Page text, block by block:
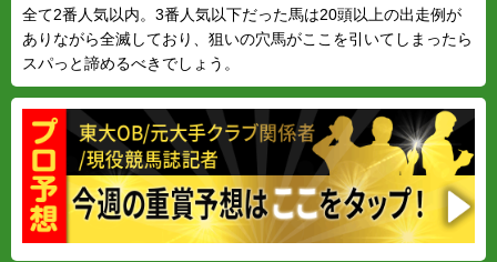
全て2番人気以内。3番人気以下だった馬は20頭以上の出走例が
ありながら全滅しており、狙いの穴馬がここを引いてしまったら
スパっと諦めるべきでしょう。